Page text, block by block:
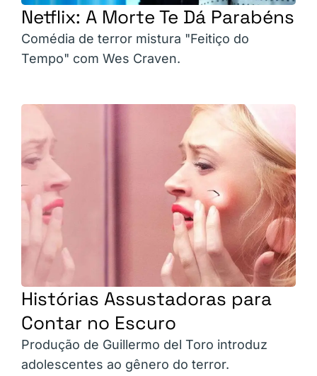
Netflix: A Morte Te Dá Parabéns
Comédia de terror mistura "Feitiço do
Tempo" com Wes Craven.
Histórias Assustadoras para
Contar no Escuro
Produção de Guillermo del Toro introduz
adolescentes ao gênero do terror.